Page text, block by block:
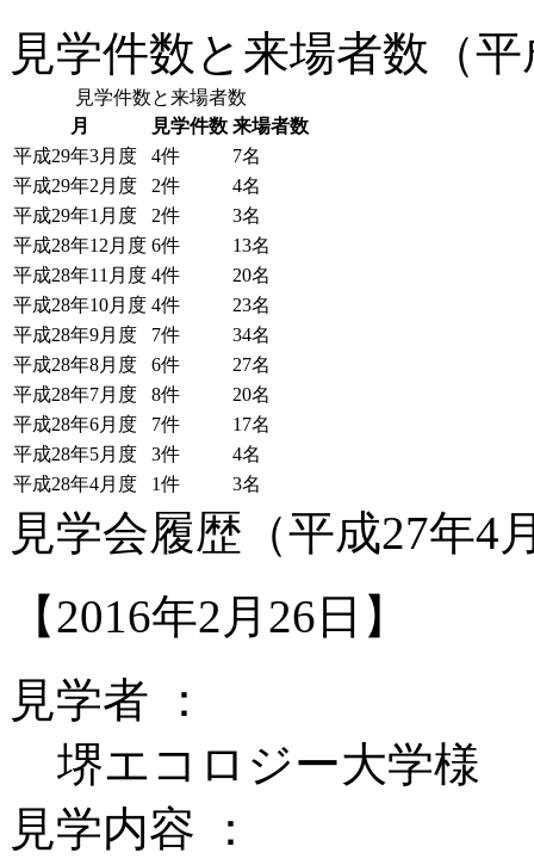
見学件数と来場者数（
見学件数と来場者数
月
見学件数 来場者数
平成29年3月度
4件
7名
平成29年2月度
2件
4名
平成29年1月度
2件
3名
平成28年12月度 6件
13名
平成28年11月度 4件
20名
平成28年10月度 4件
23名
平成28年9月度
7件
34名
平成28年8月度
6件
27名
平成28年7月度
8件
20名
平成28年6月度
7件
17名
平成28年5月度
3件
4名
平成28年4月度
1件 3名
見学会履歴（平成27年4
【2016年2月26日】
見学者 ：
堺エコロジー大学様
見学内容 ：